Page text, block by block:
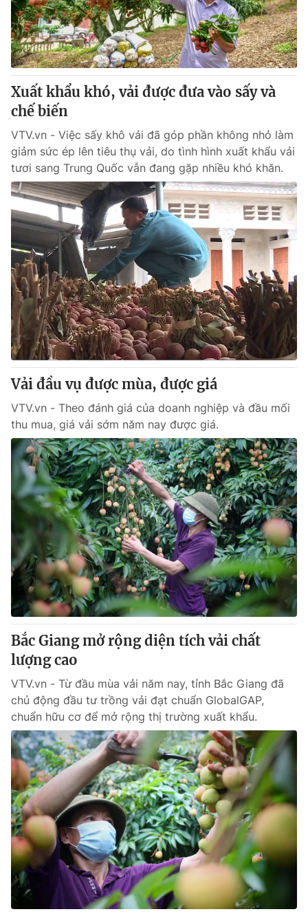
Sản phẩm
Thị trường
Tư vấn
Lịch phát sóng
Chuyên mục khác
Emagazine
Photo Infographic
Video Shorts video
VTV Money VTV Thể thao
VTV Sức khoẻ Bất động sản
Thị trường 24h Tấm lòng Việt
VTV4 Vươn mình bằng AI
VTV8
Liên hệ tòa soạn English
THỜI BÁO VTV
Theo dõi báo trên
Cơ quan chủ quản:Đài Truyền hình Việt Nam
Cơ quan báo chí:Thời báo VTV
Giấy phép hoạt động báo in và báo điện tử số 483/GP-BTTTT
cấp ngày 29/12/2023
Tổng Biên tập:
Phó Tổng Biên tập:Nguyễn Thị Mỹ Hạnh, Phạm Quốc Thắng,
Nguyễn Trọng Ninh
Tổng đài VTV:024.38 355 931 - 024.38 355 932
Ðiện thoại Thời báo VTV:024.66 897 897
Email:toasoan@vtv.vn
Liên hệ quảng cáo:024-7300.7108
Xuất khẩu khó, vải được đưa vào sấy và
chế biến
VTV.vn - Việc sấy khô vải đã góp phần không nhỏ làm
giảm sức ép lên tiêu thụ vải, do tình hình xuất khẩu vải
tươi sang Trung Quốc vẫn đang gặp nhiều khó khăn.
Vải đầu vụ được mùa, được giá
VTV.vn - Theo đánh giá của doanh nghiệp và đầu mối
thu mua, giá vải sớm năm nay được giá.
Bắc Giang mở rộng diện tích vải chất
lượng cao
VTV.vn - Từ đầu mùa vải năm nay, tỉnh Bắc Giang đã
chủ động đầu tư trồng vải đạt chuẩn GlobalGAP,
chuẩn hữu cơ để mở rộng thị trường xuất khẩu.